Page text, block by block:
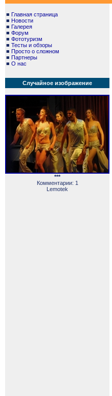
■ Главная страница
■ Новости
■ Галерея
■ Форум
■ Фототуризм
■ Тесты и обзоры
■ Просто о сложном
■ Партнеры
■ О нас
Случайное изображение
***
Комментарии: 1
Lemotek